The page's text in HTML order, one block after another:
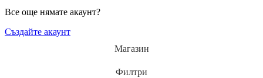
Все още нямате акаунт?
Създайте акаунт
Магазин
Филтри